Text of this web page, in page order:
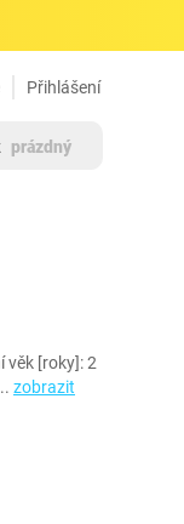
Přihlášení
prázdný
věk [roky]: 2
zobrazit